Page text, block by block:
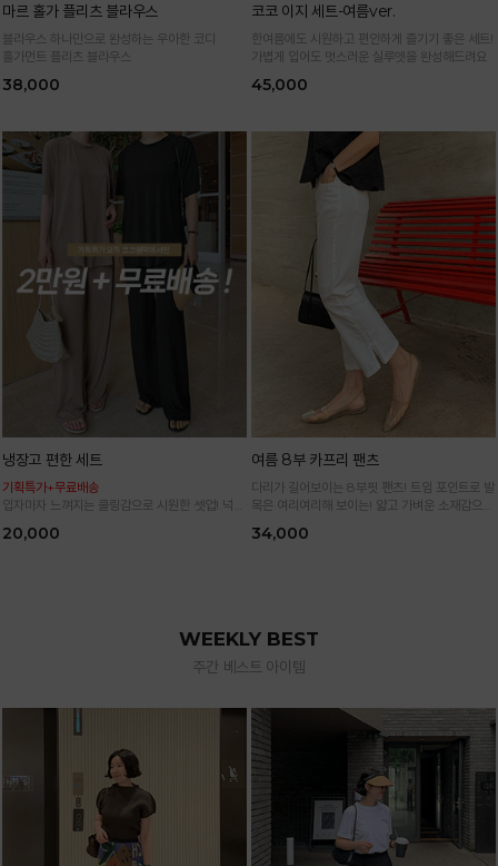
마르 홀가 플리츠 블라우스
블라우스 하나만으로 완성하는 우아한 코디
홀가먼트 플리츠 블라우스
38,000
코코 이지 세트-여름ver.
한여름에도 시원하고 편안하게 즐기기 좋은 세트!
가볍게 입어도 멋스러운 실루엣을 완성해드려요
45,000
냉장고 편한 세트
기획특가+무료배송
입자마자 느껴지는 쿨링감으로 시원한 셋업! 넉넉
20,000
여름 8부 카프리 팬츠
다리가 길어보이는 8부핏 팬츠! 트임 포인트로 발
목은 여리여리해 보이는! 얇고 가벼운 소재감으로
*블랙·주문폭주로 인한 입고지연·순차발송 진행중
34,000
WEEKLY BEST
주간 베스트 아이템